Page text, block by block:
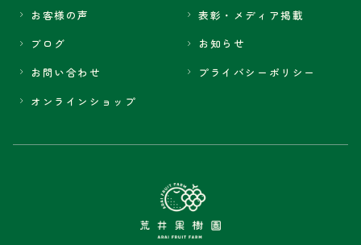
お客様の声
表彰・メディア掲載
ブログ
お知らせ
お問い合わせ
プライバシーポリシー
オンラインショップ